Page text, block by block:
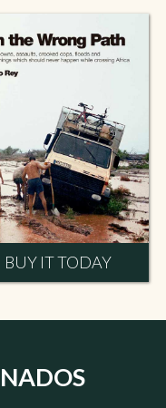
BUY IT TODAY